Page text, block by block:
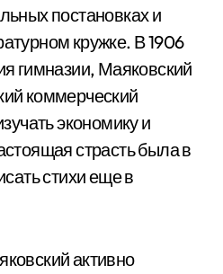
постановках и
кружке. В 1906
гимназии, Маяковский
коммерческий
экономику и
страсть была в
стихи еще в
активно